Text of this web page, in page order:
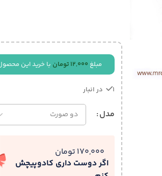
مبلغ 12,000 تومان با خرید این
1 در انبار
مدل
اگر دوست داری کادوپیچش
170,000 تومان